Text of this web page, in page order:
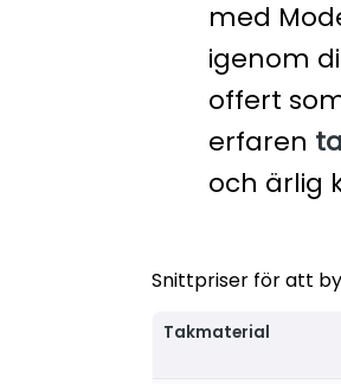
med
igenom
offert
erfaren
och ärlig
Snittpriser för att
Takmaterial